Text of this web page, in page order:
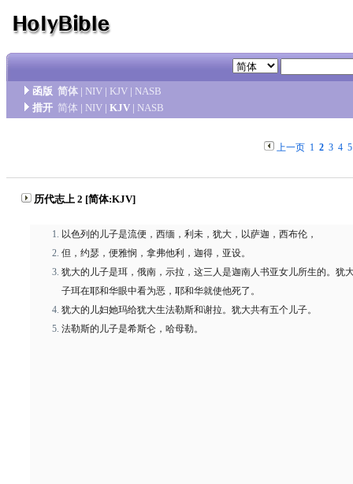
函版 简体 | NIV | KJV | NASB
措开 简体 | NIV | KJV | NASB
上一页 1 2 3 4 5
历代志上 2 [简体:KJV]
以色列的儿子是流便，西缅，利未，犹大，以萨迦，西布伦，
但，约瑟，便雅悯，拿弗他利，迦得，亚设。
犹大的儿子是珥，俄南，示拉，这三人是迦南人书亚女儿所生的。犹
子珥在耶和华眼中看为恶，耶和华就使他死了。
犹大的儿妇她玛给犹大生法勒斯和谢拉。犹大共有五个儿子。
法勒斯的儿子是希斯仑，哈母勒。